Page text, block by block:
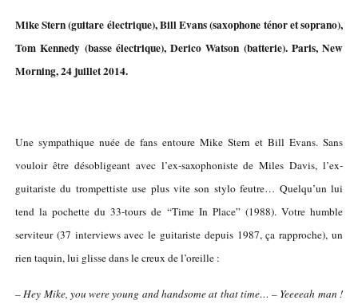
Mike Stern (guitare électrique), Bill Evans (saxophone ténor et soprano),
Tom Kennedy (basse électrique), Derico Watson (batterie). Paris, New
Morning, 24 juillet 2014.
Une sympathique nuée de fans entoure Mike Stern et Bill Evans. Sans
vouloir être désobligeant avec l’ex-saxophoniste de Miles Davis, l’ex-
guitariste du trompettiste use plus vite son stylo feutre… Quelqu’un lui
tend la pochette du 33-tours de “Time In Place” (1988). Votre humble
serviteur (37 interviews avec le guitariste depuis 1987, ça rapproche), un
rien taquin, lui glisse dans le creux de l’oreille :
– Hey Mike, you were young and handsome at that time… – Yeeeeah man !